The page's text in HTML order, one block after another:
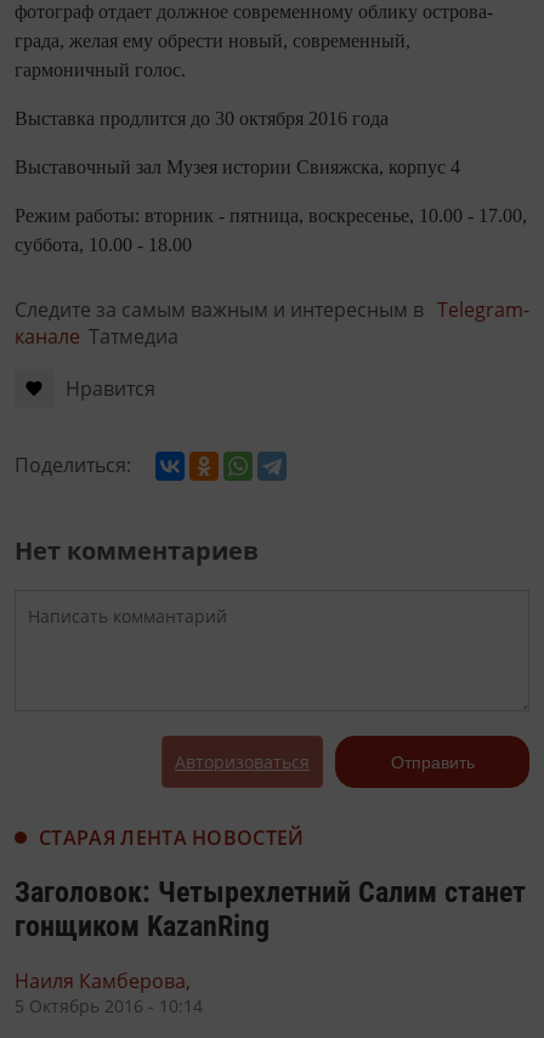
фотограф отдает должное современному облику острова-
града, желая ему обрести новый, современный,
гармоничный голос.
Выставка продлится до 30 октября 2016 года
Выставочный зал Музея истории Свияжска, корпус 4
Режим работы: вторник - пятница, воскресенье, 10.00 - 17.00,
суббота, 10.00 - 18.00
Следите за самым важным и интересным в Telegram-
канале Татмедиа
Нравится
Поделиться:
Нет комментариев
Авторизоваться Отправить
СТАРАЯ ЛЕНТА НОВОСТЕЙ
Заголовок: Четырехлетний Салим станет
гонщиком KazanRing
Наиля Камберова,
5 Октябрь 2016 - 10:14